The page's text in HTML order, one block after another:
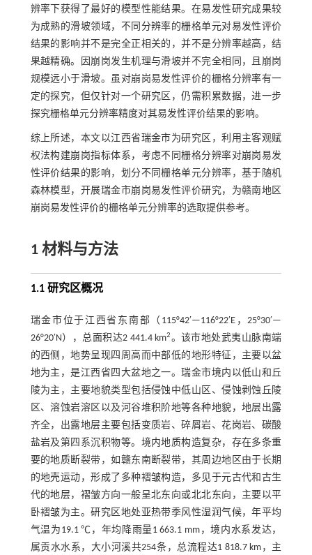
辨率下获得了最好的模型性能结果。在易发性研究成果较
为成熟的滑坡领域，不同分辨率的栅格单元对易发性评价
结果的影响并不是完全正相关的，并不是分辨率越高，结
果越精确。因崩岗发生机理与滑坡并不完全相同，且崩岗
规模远小于滑坡。虽对崩岗易发性评价的栅格分辨率有一
定的探究，但仅针对一个研究区，仍需积累数据，进一步
探究栅格单元分辨率精度对其易发性评价结果的影响。
综上所述，本文以江西省瑞金市为研究区，利用主客观赋
权法构建崩岗指标体系，考虑不同栅格分辨率对崩岗易发
性评价结果的影响，划分不同栅格单元分辨率，基于随机
森林模型，开展瑞金市崩岗易发性评价研究，为赣南地区
崩岗易发性评价的栅格单元分辨率的选取提供参考。
1 材料与方法
1.1 研究区概况
瑞金市位于江西省东南部（115°42′—116°22′E，25°30′—
26°20′N），总面积达2 441.4 km2。该市地处武夷山脉南端
的西侧，地势呈现四周高而中部低的地形特征，主要以盆
地为主，是江西省四大盆地之一。瑞金市境内以低山和丘
陵为主，主要地貌类型包括侵蚀中低山区、侵蚀剥蚀丘陵
区、溶蚀岩溶区以及河谷堆积阶地等各种地貌，地层出露
齐全，出露地层主要包括变质岩、碎屑岩、花岗岩、碳酸
盐岩及第四系沉积物等。境内地质构造复杂，存在多条重
要的地质断裂带，如赣东南断裂带，其周边地区由于长期
的地壳运动，形成了多种褶皱构造，多见于元古代和古生
代的地层，褶皱方向一般呈北东向或北北东向，主要以平
卧褶皱为主。研究区地处亚热带季风性湿润气候，年平均
气温为19.1 ℃，年均降雨量1 663.1 mm，境内水系发达，
属贡水水系，大小河溪共254条，总流程达1 818.7 km，主